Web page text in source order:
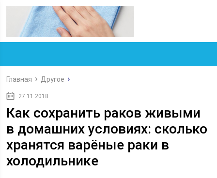
Главная Другое
27.11.2018
Как сохранить раков живыми
в домашних условиях: сколько
хранятся варёные раки в
холодильнике